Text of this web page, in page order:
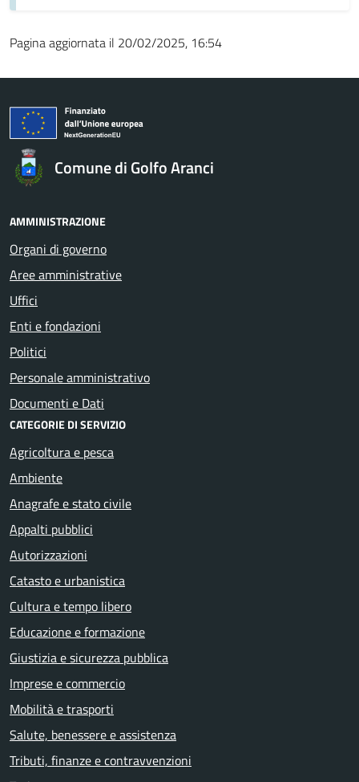
Pagina aggiornata il 20/02/2025, 16:54
Comune di Golfo Aranci
AMMINISTRAZIONE
Organi di governo
Aree amministrative
Uffici
Enti e fondazioni
Politici
Personale amministrativo
Documenti e Dati
CATEGORIE DI SERVIZIO
Agricoltura e pesca
Ambiente
Anagrafe e stato civile
Appalti pubblici
Autorizzazioni
Catasto e urbanistica
Cultura e tempo libero
Educazione e formazione
Giustizia e sicurezza pubblica
Imprese e commercio
Mobilità e trasporti
Salute, benessere e assistenza
Tributi, finanze e contravvenzioni